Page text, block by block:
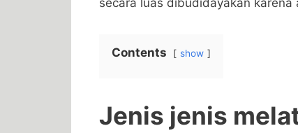
Contents show
Jenis jenis